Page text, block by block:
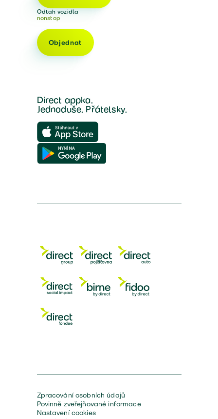
Odtah vozidla
nonstop
Objednat
Direct appka.
Jednoduše. Přátelsky.
Zpracování osobních údajů
Povinně zveřejňované informace
Nastavení cookies